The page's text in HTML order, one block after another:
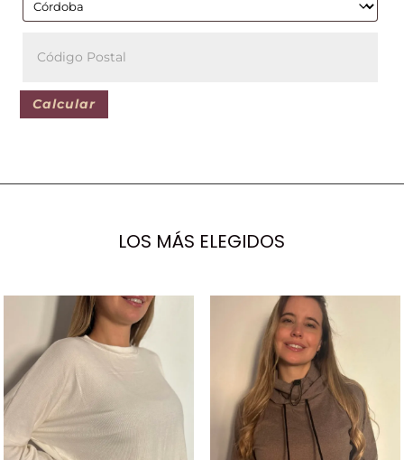
Calcular
LOS MÁS ELEGIDOS